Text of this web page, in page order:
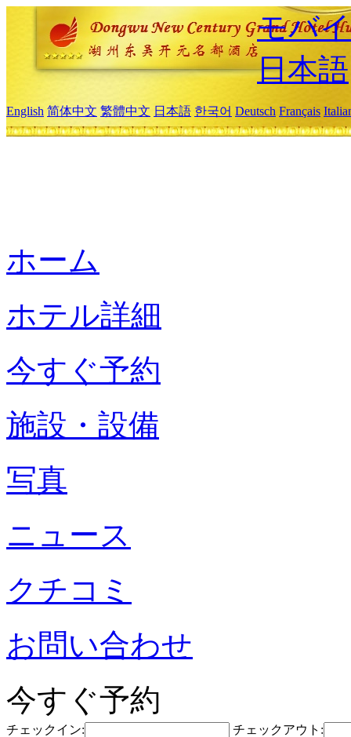
モバ
日本語
English 简体中文 繁體中文 日本語 한국어 Deutsch Français
ホーム
ホテル詳細
今すぐ予約
施設・設備
写真
ニュース
クチコミ
お問い合わせ
今すぐ予約
チェックイン: チェックアウト: